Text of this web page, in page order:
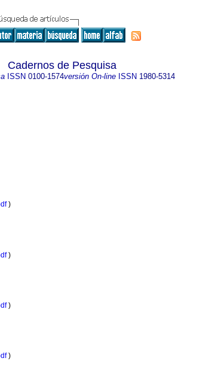
Cadernos de Pesquisa
ISSN 0100-1574versión On-lineISSN 1980-5314
)
)
)
)